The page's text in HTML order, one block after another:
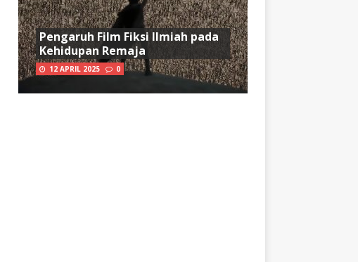
Pengaruh Film Fiksi Ilmiah pada
Kehidupan Remaja
12 APRIL 2025 0